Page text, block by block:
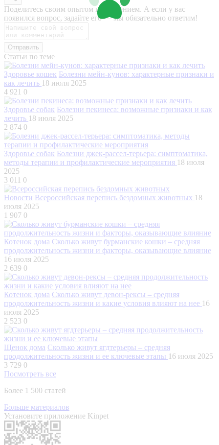
Поделитесь своим опытом или мнением. А если у вас
появился вопрос, задайте его — мы обязательно ответим!
Отправить
Статьи по теме
Здоровье кошек Болезни мейн-кунов: характерные признаки и
как лечить 18 июля 2025
4 921 0
Здоровье собак Болезни пекинеса: возможные признаки и как
лечить 18 июля 2025
2 874 0
Здоровье собак Болезни джек-рассел-терьера: симптоматика,
методы терапии и профилактические мероприятия 18 июля
2025
3 011 0
Новости Всероссийская перепись бездомных животных 18
июля 2025
1 907 0
Котенок дома Сколько живут бурманские кошки – средняя
продолжительность жизни и факторы, оказывающие влияние
16 июля 2025
2 639 0
Котенок дома Сколько живут девон-рексы – средняя
продолжительность жизни и какие условия влияют на нее 16
июля 2025
2 523 0
Щенок дома Сколько живут ягдтерьеры – средняя
продолжительность жизни и ее ключевые этапы 16 июля 2025
3 729 0
Посмотреть все
Более 1 500 статей
Больше материалов
Установите приложение Kinpet